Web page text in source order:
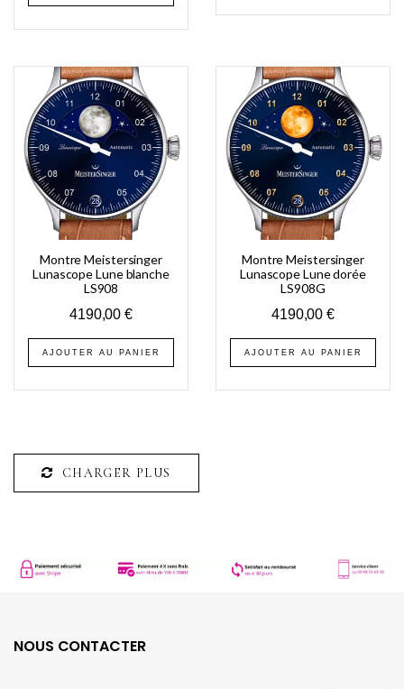
Montre Meistersinger
Lunascope Lune blanche
LS908
4190,00€
AJOUTER AU PANIER
Montre Meistersinger
Lunascope Lune dorée
LS908G
4190,00€
AJOUTER AU PANIER
CHARGER PLUS
NOUS CONTACTER